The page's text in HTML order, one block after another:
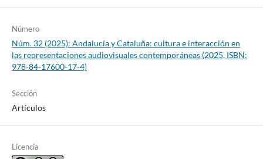
Número
Núm. 32 (2025): Andalucía y Cataluña: cultura e interacción en
las representaciones audiovisuales contemporáneas (2025, ISBN:
978-84-17600-17-4)
Sección
Artículos
Licencia